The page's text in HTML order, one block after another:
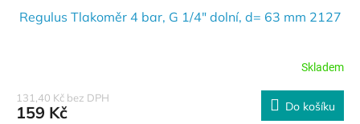
Regulus Tlakoměr 4 bar, G 1/4" dolní, d= 63 mm 2127
Skladem
131,40 Kč bez DPH
159 Kč Do košíku